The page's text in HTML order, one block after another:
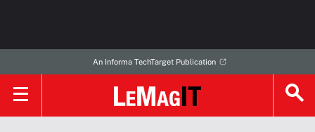
An Informa TechTarget Publication